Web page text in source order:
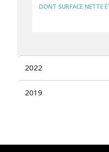
DONT SURFACE NETTE
2022
2019